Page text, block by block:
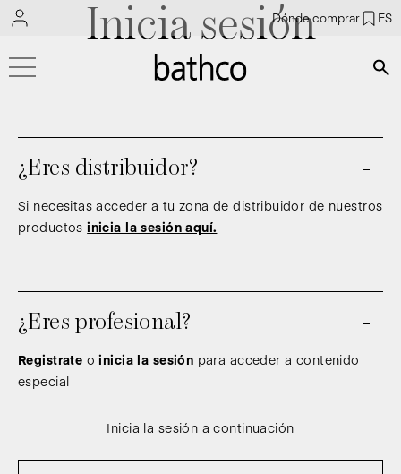
Dónde comprar ES
Inicia sesión
¿Eres distribuidor?
Si necesitas acceder a tu zona de distribuidor de nuestros
productosinicia la sesión aquí.
¿Eres profesional?
Registrate oinicia la sesión para acceder a contenido
especial
Inicia la sesión a continuación